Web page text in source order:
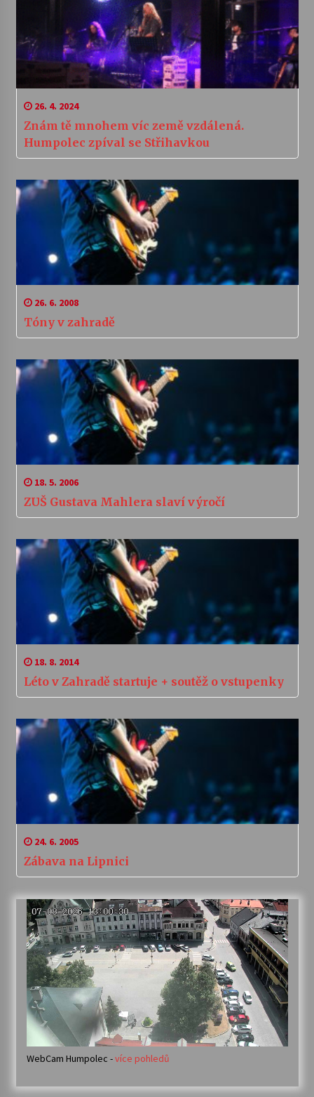
26. 4. 2024
Znám tě mnohem víc země vzdálená.
Humpolec zpíval se Střihavkou
26. 6. 2008
Tóny v zahradě
18. 5. 2006
ZUŠ Gustava Mahlera slaví výročí
18. 8. 2014
Léto v Zahradě startuje + soutěž o vstupenky
24. 6. 2005
Zábava na Lipnici
WebCam Humpolec -více pohledů